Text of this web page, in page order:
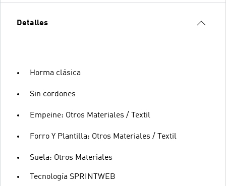
Detalles
Horma clásica
Sin cordones
Empeine: Otros Materiales / Textil
Forro Y Plantilla: Otros Materiales / Textil
Suela: Otros Materiales
Tecnología SPRINTWEB